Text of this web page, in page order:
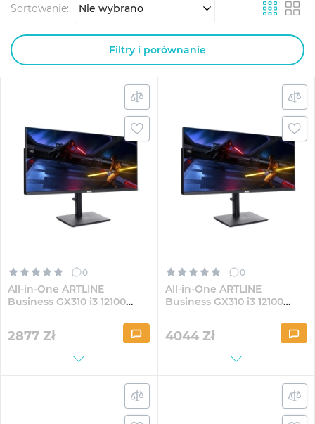
Sortowanie: Nie wybrano
Filtry i porównanie
0
All-in-One ARTLINE
Business GX310 i3 12100
2877 Zł
0
All-in-One ARTLINE
Business GX310 i3 12100
4044 Zł